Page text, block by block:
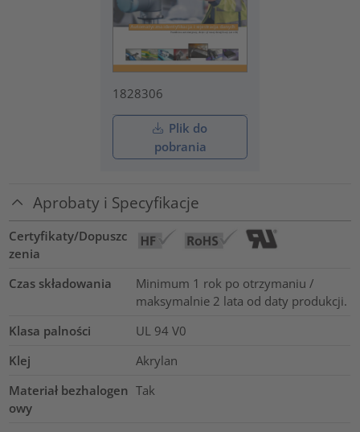
1828306
Plik do
pobrania
Aprobaty i Specyfikacje
Certyfikaty/Dopuszc
zenia
Czas składowania
Minimum 1 rok po otrzymaniu /
maksymalnie 2 lata od daty produkcji.
Klasa palności
UL 94 V0
Klej
Akrylan
Materiał bezhalogen
owy
Tak